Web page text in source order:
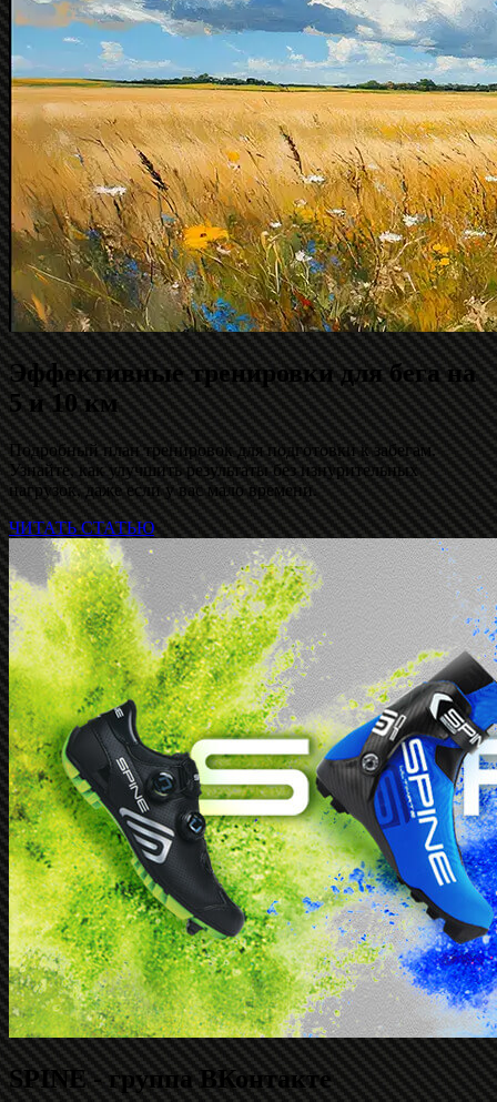
Эффективные тренировки для бега на
5 и 10 км
Подробный план тренировок для подготовки к забегам.
Узнайте, как улучшить результаты без изнурительных
нагрузок, даже если у вас мало времени.
ЧИТАТЬ СТАТЬЮ
SPINE - группа ВКонтакте